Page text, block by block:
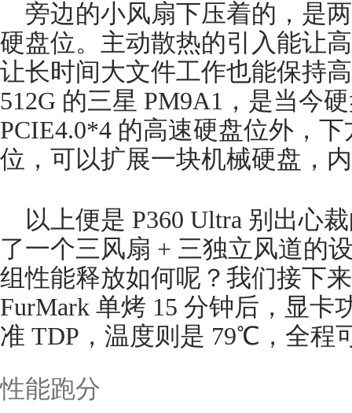
旁边的小风扇下压着的，是
硬盘位。主动散热的引入能让
让长时间大文件工作也能保持
512G 的三星 PM9A1，是当今
PCIE4.0*4 的高速硬盘位外，
位，可以扩展一块机械硬盘，
以上便是 P360 Ultra 别出心
了一个三风扇 + 三独立风道的
组性能释放如何呢？我们接下
FurMark 单烤 15 分钟后，显卡
准 TDP，温度则是 79℃，全程
性能跑分